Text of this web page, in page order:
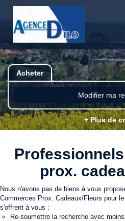
Acheter
Modifier ma
+ Plus de
prox.
Nous n'avons pas de biens à vous
Commerces Prox. Cadeaux/Fleurs pour
s'offrent à vous :
Re-soumettre la recherche avec